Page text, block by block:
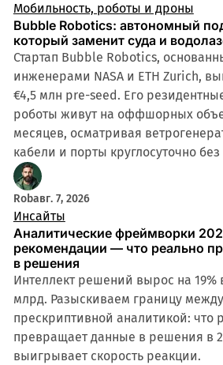
Мобильность, роботы и дроны
Bubble Robotics: автономный
который заменит суда и
Стартап Bubble Robotics,
инженерами NASA и ETH Zurich,
€4,5 млн pre-seed. Его
роботы живут на оффшорных
месяцев, осматривая
кабели и порты круглосуточно
Robавг. 7, 2026
Инсайты
Аналитические фреймворки
рекомендации — что реально
в решения
Интеллект решений вырос на 19%
млрд. Разыскиваем границу
прескриптивной аналитикой: что
превращает данные в решения в
выигрывает скорость реакции.